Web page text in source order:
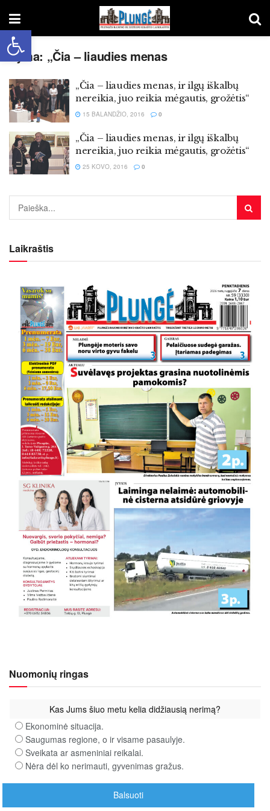
Open toolbar
Žyma: „Čia – liaudies menas
„Čia – liaudies menas, ir ilgų iškalbų
nereikia, juo reikia mėgautis, grožėtis“
15 BALANDŽIO, 2016 0
„Čia – liaudies menas, ir ilgų iškalbų
nereikia, juo reikia mėgautis, grožėtis“
25 KOVO, 2016 0
Laikraštis
Nuomonių ringas
Kas Jums šiuo metu kelia didžiausią nerimą?
Ekonominė situacija.
Saugumas regione, o ir visame pasaulyje.
Sveikata ar asmeniniai reikalai.
Nėra dėl ko nerimauti, gyvenimas gražus.